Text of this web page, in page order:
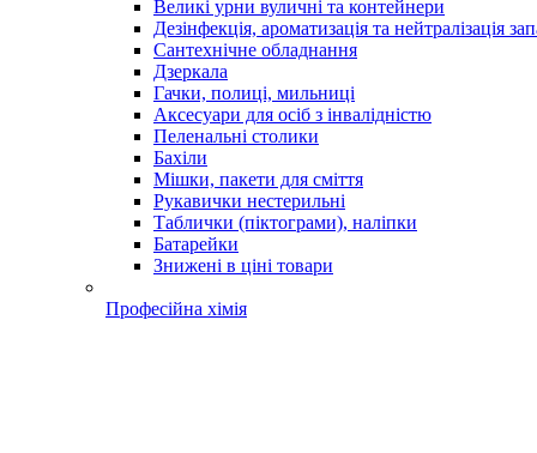
Великі урни вуличні та контейнери
Дезінфекція, ароматизація та нейтралізація
Сантехнічне обладнання
Дзеркала
Гачки, полиці, мильниці
Аксесуари для осіб з інвалідністю
Пеленальні столики
Бахіли
Мішки, пакети для сміття
Рукавички нестерильні
Таблички (піктограми), наліпки
Батарейки
Знижені в ціні товари
Професійна хімія